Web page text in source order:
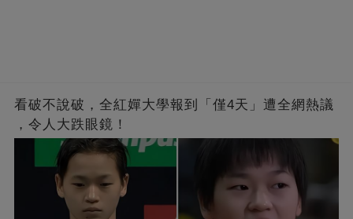
看破不說破，全紅嬋大學報到「僅4天」遭全網熱議
，令人大跌眼鏡！